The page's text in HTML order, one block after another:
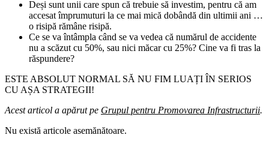
Deși sunt unii care spun că trebuie să investim, pentru că am
accesat împrumuturi la ce mai mică dobândă din ultimii ani …
o risipă rămâne risipă.
Ce se va întâmpla când se va vedea că numărul de accidente
nu a scăzut cu 50%, sau nici măcar cu 25%? Cine va fi tras la
răspundere?
ESTE ABSOLUT NORMAL SĂ NU FIM LUAȚI ÎN SERIOS
CU AȘA STRATEGII!
Acest articol a apărut pe Grupul pentru Promovarea Infrastructurii.
Nu există articole asemănătoare.